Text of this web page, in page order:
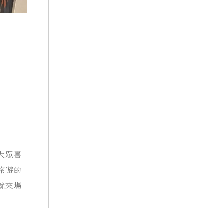
眾喜
遊的
來場